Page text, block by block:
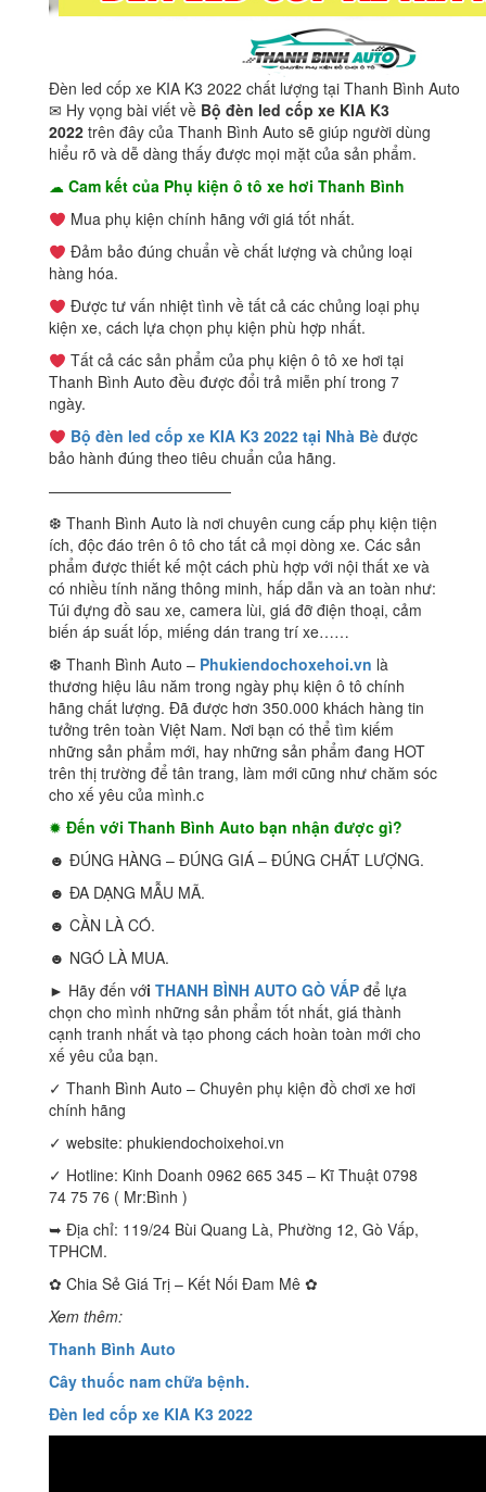
Đèn led cốp xe KIA K3 2022 chất lượng tại Thanh Bình Auto
✉ Hy vọng bài viết về Bộ đèn led cốp xe KIA K3
2022 trên đây của Thanh Bình Auto sẽ giúp người dùng
hiểu rõ và dễ dàng thấy được mọi mặt của sản phẩm.
☁ Cam kết của Phụ kiện ô tô xe hơi Thanh Bình
Mua phụ kiện chính hãng với giá tốt nhất.
Đảm bảo đúng chuẩn về chất lượng và chủng loại
hàng hóa.
Được tư vấn nhiệt tình về tất cả các chủng loại phụ
kiện xe, cách lựa chọn phụ kiện phù hợp nhất.
Tất cả các sản phẩm của phụ kiện ô tô xe hơi tại
Thanh Bình Auto đều được đổi trả miễn phí trong 7
ngày.
Bộ đèn led cốp xe KIA K3 2022 tại Nhà Bè được
bảo hành đúng theo tiêu chuẩn của hãng.
————————————
❆ Thanh Bình Auto là nơi chuyên cung cấp phụ kiện tiện
ích, độc đáo trên ô tô cho tất cả mọi dòng xe. Các sản
phẩm được thiết kế một cách phù hợp với nội thất xe và
có nhiều tính năng thông minh, hấp dẫn và an toàn như:
Túi đựng đồ sau xe, camera lùi, giá đỡ điện thoại, cảm
biến áp suất lốp, miếng dán trang trí xe……
❆ Thanh Bình Auto – Phukiendochoxehoi.vn là
thương hiệu lâu năm trong ngày phụ kiện ô tô chính
hãng chất lượng. Đã được hơn 350.000 khách hàng tin
tưởng trên toàn Việt Nam. Nơi bạn có thể tìm kiếm
những sản phẩm mới, hay những sản phẩm đang HOT
trên thị trường để tân trang, làm mới cũng như chăm sóc
cho xế yêu của mình.c
✹ Đến với Thanh Bình Auto bạn nhận được gì?
☻ ĐÚNG HÀNG – ĐÚNG GIÁ – ĐÚNG CHẤT LƯỢNG.
☻ ĐA DẠNG MẪU MÃ.
☻ CẦN LÀ CÓ.
☻ NGÓ LÀ MUA.
► Hãy đến với THANH BÌNH AUTO GÒ VẤP để lựa
chọn cho mình những sản phẩm tốt nhất, giá thành
cạnh tranh nhất và tạo phong cách hoàn toàn mới cho
xế yêu của bạn.
✓ Thanh Bình Auto – Chuyên phụ kiện đồ chơi xe hơi
chính hãng
✓ website: phukiendochoixehoi.vn
✓ Hotline: Kinh Doanh 0962 665 345 – Kĩ Thuật 0798
74 75 76 ( Mr:Bình )
➥ Địa chỉ: 119/24 Bùi Quang Là, Phường 12, Gò Vấp,
TPHCM.
✿ Chia Sẻ Giá Trị – Kết Nối Đam Mê ✿
Xem thêm:
Thanh Bình Auto
Cây thuốc nam chữa bệnh.
Đèn led cốp xe KIA K3 2022